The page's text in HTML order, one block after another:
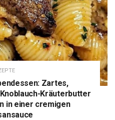
Zartes,
Kräuterbutter
in einer cremigen